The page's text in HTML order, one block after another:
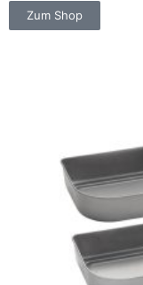
Zum Shop